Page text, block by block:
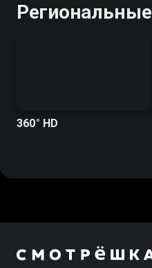
Региональные
360° HD